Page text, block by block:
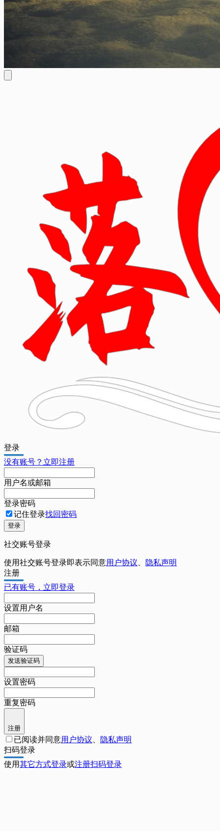
登录
没有账号？立即注册
用户名或邮箱
登录密码
记住登录找回密码
登录
社交账号登录
使用社交账号登录即表示同意用户协议
隐私声明
注册
已有账号，立即登录
设置用户名
邮箱
验证码
发送验证码
设置密码
重复密码
注册
已阅读并同意用户协议
隐私声明
扫码登录
使用其它方式登录或注册扫码登录